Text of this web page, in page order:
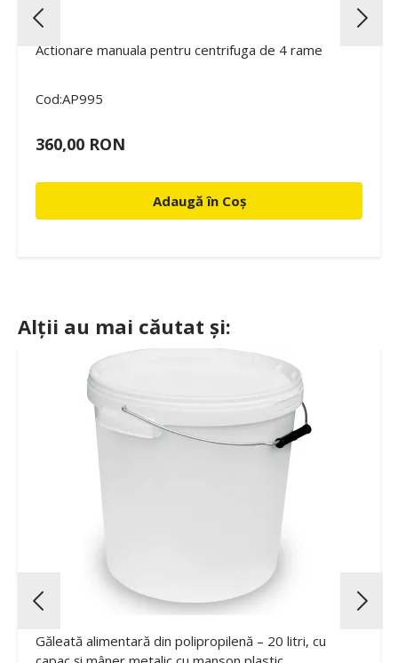
Actionare manuala pentru centrifuga de 4 rame
Cod:AP995
360,00 RON
Adaugă în Coș
Alții au mai căutat și:
Găleată alimentară din polipropilenă – 20 litri, cu